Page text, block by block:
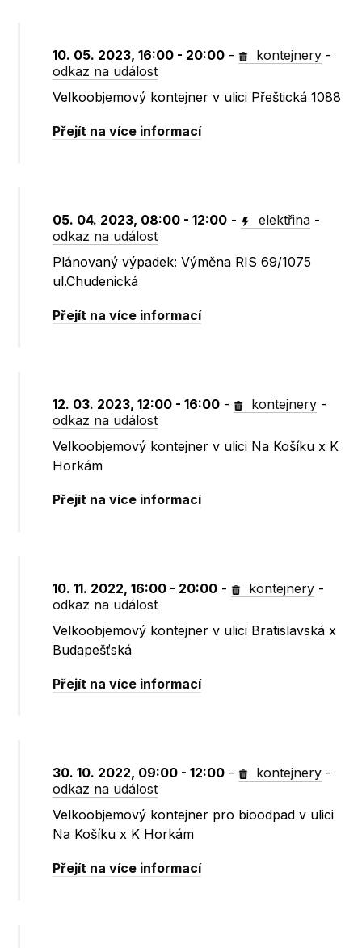
10. 05. 2023, 16:00 - 20:00 - kontejnery -
odkaz na událost
Velkoobjemový kontejner v ulici Přeštická 1088
Přejít na více informací
05. 04. 2023, 08:00 - 12:00 - elektřina -
odkaz na událost
Plánovaný výpadek: Výměna RIS 69/1075
ul.Chudenická
Přejít na více informací
12. 03. 2023, 12:00 - 16:00 - kontejnery -
odkaz na událost
Velkoobjemový kontejner v ulici Na Košíku x K
Horkám
Přejít na více informací
10. 11. 2022, 16:00 - 20:00 - kontejnery -
odkaz na událost
Velkoobjemový kontejner v ulici Bratislavská x
Budapešťská
Přejít na více informací
30. 10. 2022, 09:00 - 12:00 - kontejnery -
odkaz na událost
Velkoobjemový kontejner pro bioodpad v ulici
Na Košíku x K Horkám
Přejít na více informací